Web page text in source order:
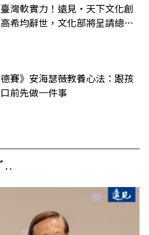
灣軟實力！遠見‧天下文化創
希均辭世，文化部將呈請總統
德賽》安海瑟薇教養心法：跟孩
前先做一件事
..